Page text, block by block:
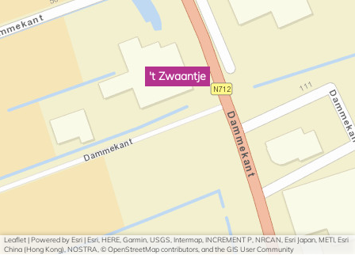
't Zwaantje
Leaflet|Powered by Esri | Esri, HERE, Garmin, USGS, Intermap, INCREMENT P, NRCAN, Esri Japan, METI, Esri
China (Hong Kong), NOSTRA, © OpenStreetMap contributors, and the GIS User Community